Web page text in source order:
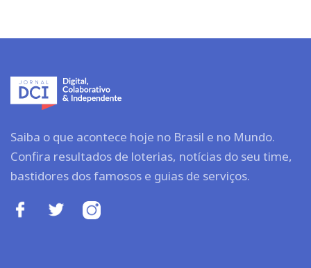
Saiba o que acontece hoje no Brasil e no Mundo.
Confira resultados de loterias, notícias do seu time,
bastidores dos famosos e guias de serviços.